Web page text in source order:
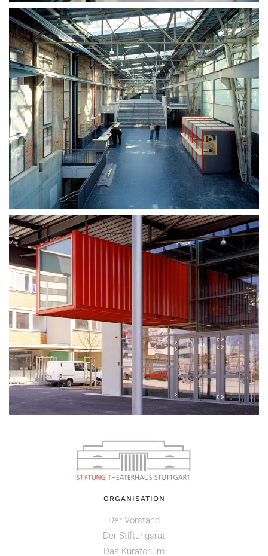
ORGANISATION
Der Vorstand
Der Stiftungsrat
Das Kuratorium